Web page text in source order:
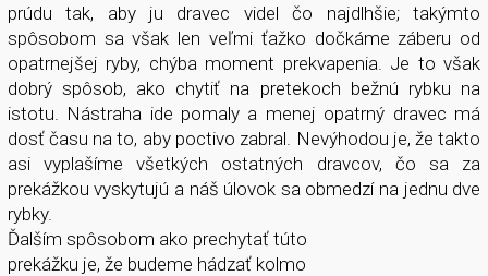
prúdu tak, aby ju dravec videl čo najdlhšie; takýmto
spôsobom sa však len veľmi ťažko dočkáme záberu od
opatrnejšej ryby, chýba moment prekvapenia. Je to však
dobrý spôsob, ako chytiť na pretekoch bežnú rybku na
istotu. Nástraha ide pomaly a menej opatrný dravec má
dosť času na to, aby poctivo zabral. Nevýhodou je, že takto
asi vyplašíme všetkých ostatných dravcov, čo sa za
prekážkou vyskytujú a náš úlovok sa obmedzí na jednu dve
rybky.
Ďalším spôsobom ako prechytať túto
prekážku je, že budeme hádzať kolmo